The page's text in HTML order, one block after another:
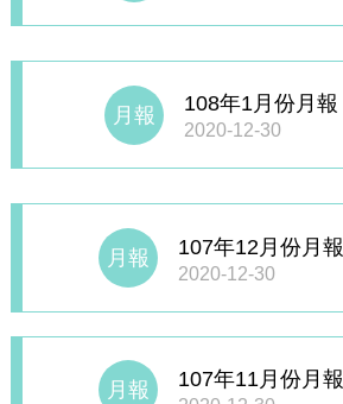
月報 108年1月份月報
2020-12-30
月報 107年12月份月報
2020-12-30
月報 107年11月份月報